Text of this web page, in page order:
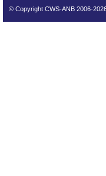
© Copyright CWS-ANB 2006-